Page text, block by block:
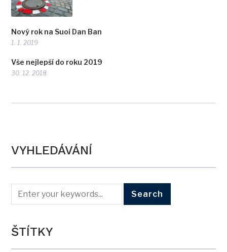
Nový rok na Suoi Dan Ban
1. 1. 2019
Vše nejlepší do roku 2019
30. 12. 2018
VYHLEDÁVÁNÍ
ŠTÍTKY